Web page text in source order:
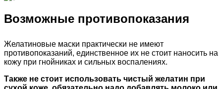
Возможные противопоказания
Желатиновые маски практически не имеют
противопоказаний, единственное их не стоит наносить на
кожу при гнойниках и сильных воспалениях.
Также не стоит использовать чистый желатин при